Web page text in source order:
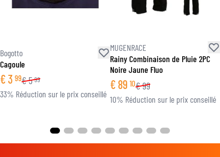
Bogotto
Cagoule
€3 99€5 99
33% Réduction sur le prix conseillé
MUGENRACE
Rainy Combinaison de Pluie 2PC
Noire Jaune Fluo
€ 89 10€99
10% Réduction sur le prix conseillé